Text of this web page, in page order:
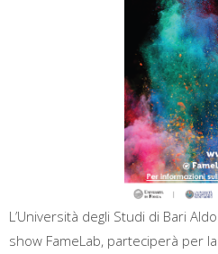
L’Università degli Studi di Bari
show FameLab, parteciperà per